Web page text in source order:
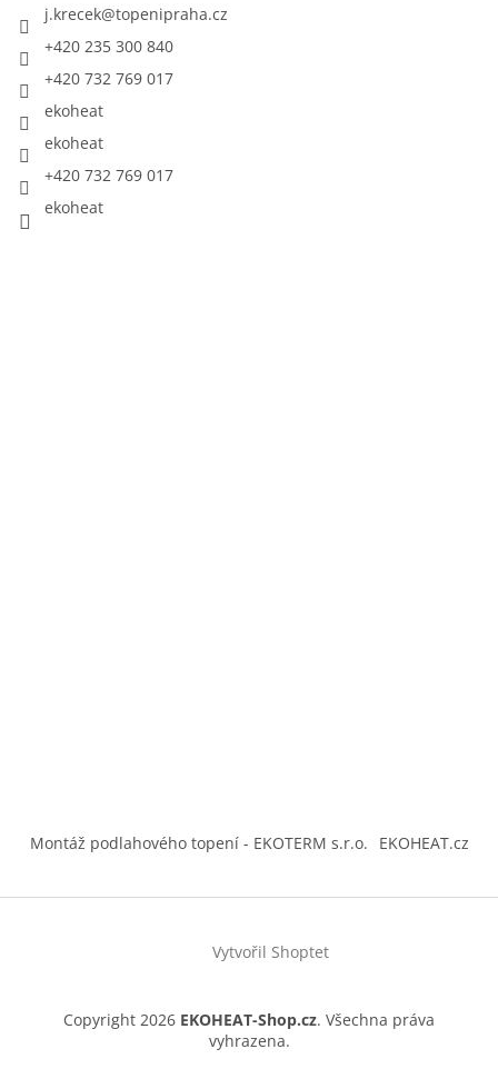
j.krecek@topenipraha.cz
+420 235 300 840
+420 732 769 017
ekoheat
ekoheat
+420 732 769 017
ekoheat
Montáž podlahového topení - EKOTERM s.r.o. EKOHEAT.cz
Vytvořil Shoptet
Copyright 2026 EKOHEAT-Shop.cz. Všechna práva
vyhrazena.